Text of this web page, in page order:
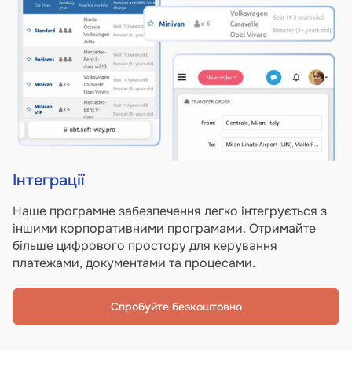
Інтеграції
Наше програмне забезпечення легко інтегрується з
іншими корпоративними програмами. Отримайте
більше цифрового простору для керування
платежами, документами та процесами.
Спробуйте безкоштовно